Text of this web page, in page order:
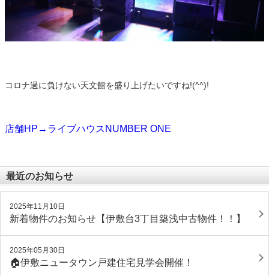
コロナ過に負けない天文館を盛り上げたいですね!(^^)!
店舗HP→ライブハウスNUMBER ONE
最近のお知らせ
2025年11月10日
新着物件のお知らせ【伊敷台3丁目築浅中古物件！！】
2025年05月30日
🏠伊敷ニュータウン戸建住宅見学会開催！